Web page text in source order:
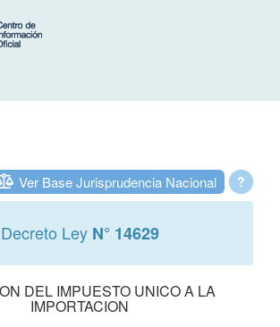
?
Ver Base Jurisprudencia Nacional
Decreto Ley N° 14629
DEL IMPUESTO UNICO A LA
IMPORTACION